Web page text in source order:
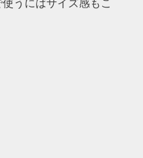
うにはサイズ感もこ